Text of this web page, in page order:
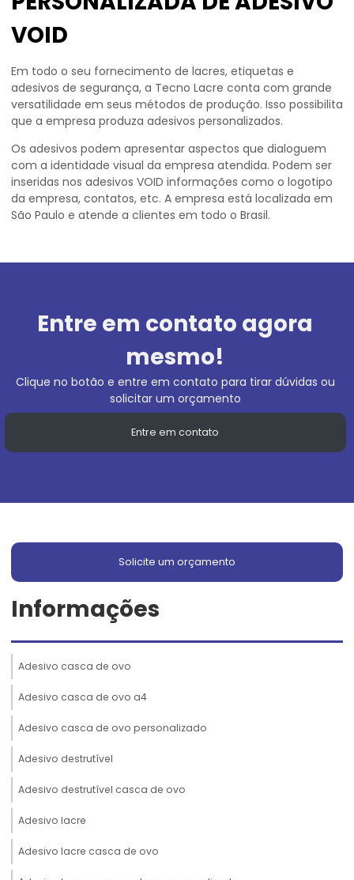
VOID
Em todo o seu fornecimento de lacres, etiquetas e
adesivos de segurança, a Tecno Lacre conta com grande
versatilidade em seus métodos de produção. Isso possibilita
que a empresa produza adesivos personalizados.
Os adesivos podem apresentar aspectos que dialoguem
com a identidade visual da empresa atendida. Podem ser
inseridas nos adesivos VOID informações como o logotipo
da empresa, contatos, etc. A empresa está localizada em
São Paulo e atende a clientes em todo o Brasil.
Entre em contato agora
mesmo!
Clique no botão e entre em contato para tirar dúvidas ou
solicitar um orçamento
Entre em contato
Solicite um orçamento
Informações
Adesivo casca de ovo
Adesivo casca de ovo a4
Adesivo casca de ovo personalizado
Adesivo destrutível
Adesivo destrutível casca de ovo
Adesivo lacre
Adesivo lacre casca de ovo